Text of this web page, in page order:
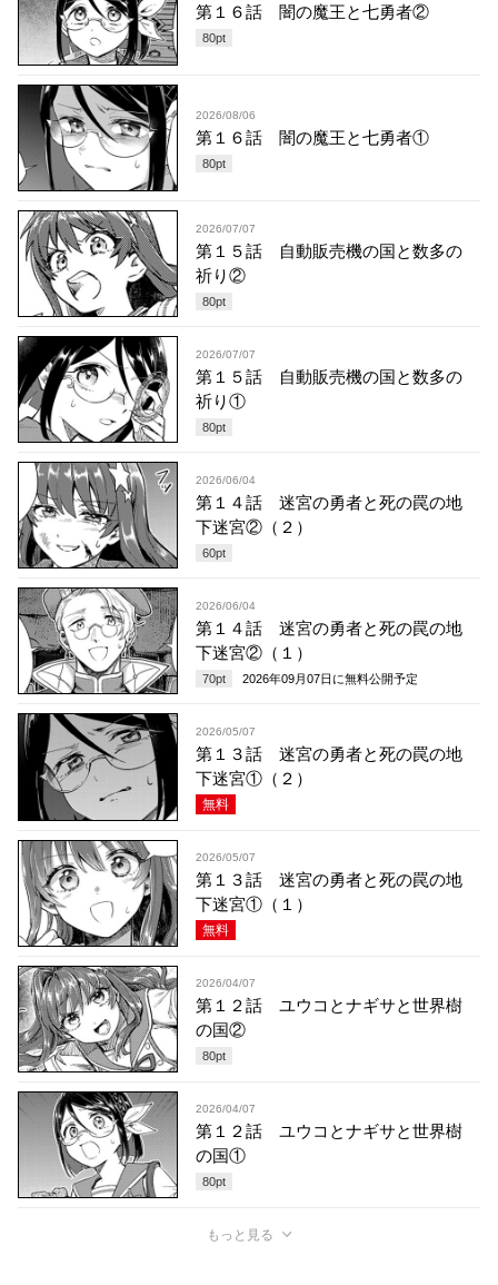
第１６話 闇の魔王と七勇者②
80pt
2026/08/06
第１６話 闇の魔王と七勇者①
80pt
2026/07/07
第１５話 自動販売機の国と数多の
祈り②
80pt
2026/07/07
第１５話 自動販売機の国と数多の
祈り①
80pt
2026/06/04
第１４話 迷宮の勇者と死の罠の地
下迷宮②（２）
60pt
2026/06/04
第１４話 迷宮の勇者と死の罠の地
下迷宮②（１）
70pt 2026年09月07日 に無料公開予定
2026/05/07
第１３話 迷宮の勇者と死の罠の地
下迷宮①（２）
無料
2026/05/07
第１３話 迷宮の勇者と死の罠の地
下迷宮①（１）
無料
2026/04/07
第１２話 ユウコとナギサと世界樹
の国②
80pt
2026/04/07
第１２話 ユウコとナギサと世界樹
の国①
80pt
もっと見る